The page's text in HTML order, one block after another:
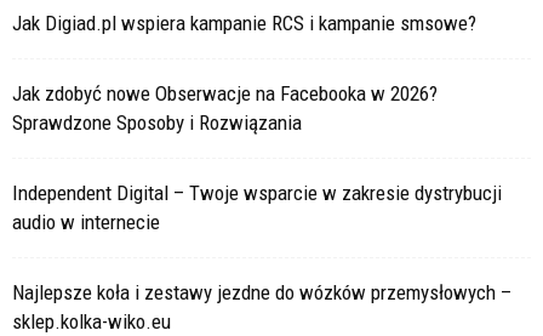
Jak Digiad.pl wspiera kampanie RCS i kampanie smsowe?
Jak zdobyć nowe Obserwacje na Facebooka w 2026?
Sprawdzone Sposoby i Rozwiązania
Independent Digital – Twoje wsparcie w zakresie dystrybucji
audio w internecie
Najlepsze koła i zestawy jezdne do wózków przemysłowych –
sklep.kolka-wiko.eu